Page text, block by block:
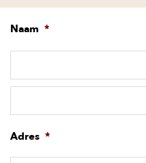
Naam *
Adres *